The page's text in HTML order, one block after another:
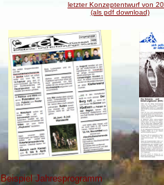
letzter Konzeptentwurf von
(als pdf download)
Beispiel